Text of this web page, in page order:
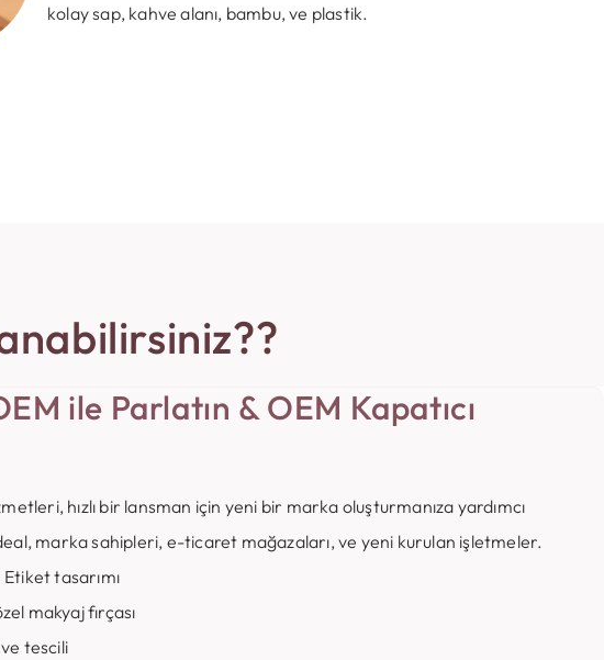
kolay sap, kahve alanı, bambu, ve plastik.
ile Parlatın & OEM Kapatıcı
hızlı bir lansman için yeni bir marka oluşturmanıza yardımcı
marka sahipleri, e-ticaret mağazaları, ve yeni kurulan işletmeler.
tasarımı
makyaj fırçası
tescili